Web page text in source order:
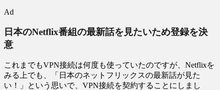
Ad
日本のNetflix番組の最新話を見たいため登録を決
意
これまでもVPN接続は何度も使っていたのですが、Netflixを
みる上でも、「日本のネットフリックスの最新話が見た
い！」という思いで、VPN接続を契約することにしまし